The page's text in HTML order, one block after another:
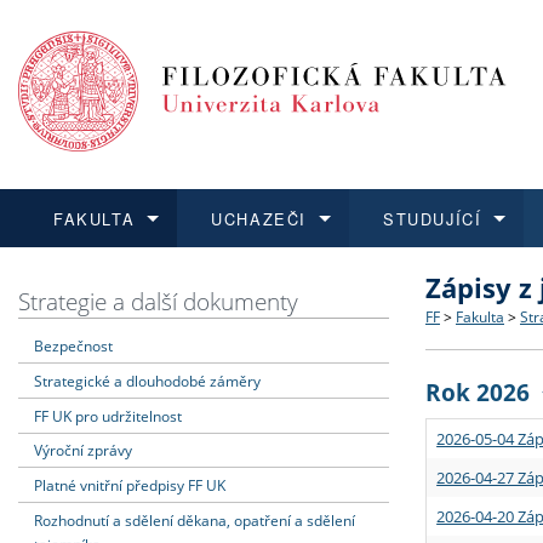
FAKULTA
Dozvědět se více
Struktura
Strategie
Podpora
UCHAZEČI
Podat přihlášku
Co
Učitelské
STUDUJÍCÍ
Dozvědět se více
Rigorózní
Dozvědět se více
O vědě a
Granty a
Dozvědět se více
Aktuální
Strategie a další dokumenty
Bezpečnost
Strategické a dlouhodobé záměry
FF UK pro udržitelnost
Výroční zprávy
Platné vnitřní předpisy FF UK
Rozhodnutí a sdělení děkana, opatření a sdělení
Zápisy
FF > Fakulta >
Rok 2026
2026-05-04
2026-04-27
2026-04-20